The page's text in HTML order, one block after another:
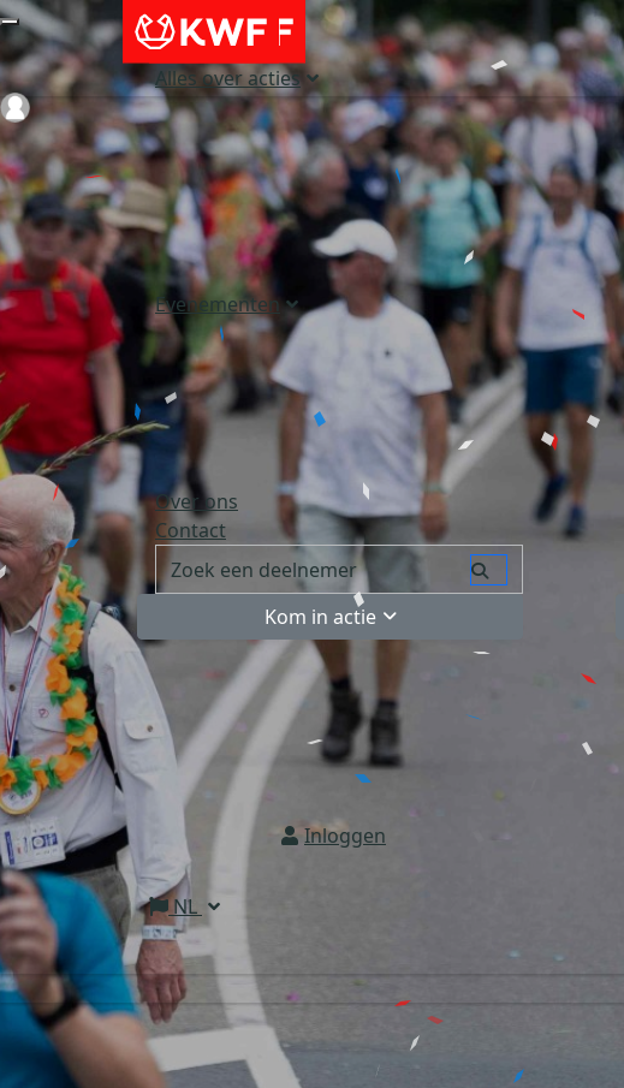
Alles over acties
Evenementen
Over ons
Contact
Kom in actie
Inloggen
NL
Login